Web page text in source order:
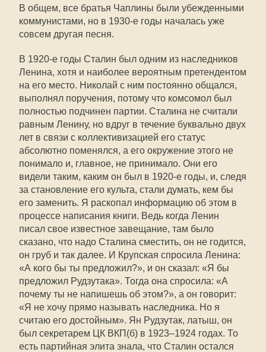
В общем, все братья Чаплины были убежденными
коммунистами, но в 1930-е годы началась уже
совсем другая песня.
В 1920-е годы Сталин был одним из наследников
Ленина, хотя и наиболее вероятным претендентом
на его место. Николай с ним постоянно общался,
выполнял поручения, потому что комсомол был
полностью подчинен партии. Сталина не считали
равным Ленину, но вдруг в течение буквально двух
лет в связи с коллективизацией его статус
абсолютно поменялся, а его окружение этого не
понимало и, главное, не принимало. Они его
видели таким, каким он был в 1920-е годы, и, следя
за становление его культа, стали думать, кем бы
его заменить. Я раскопал информацию об этом в
процессе написания книги. Ведь когда Ленин
писал свое известное завещание, там было
сказано, что надо Сталина сместить, он не годится,
он груб и так далее. И Крупская спросила Ленина:
«А кого бы ты предложил?», и он сказал: «Я бы
предложил Рудзутака». Тогда она спросила: «А
почему ты не напишешь об этом?», а он говорит:
«Я не хочу прямо называть наследника. Но я
считаю его достойным». Ян Рудзутак, латыш, он
был секретарем ЦК ВКП(б) в 1923–1924 годах. То
есть партийная элита знала, что Сталин остался